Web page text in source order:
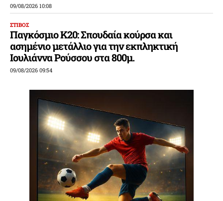
09/08/2026 10:08
ΣΤΙΒΟΣ
Παγκόσμιο Κ20: Σπουδαία κούρσα και
ασημένιο μετάλλιο για την εκπληκτική
Ιουλιάννα Ρούσσου στα 800μ.
09/08/2026 09:54